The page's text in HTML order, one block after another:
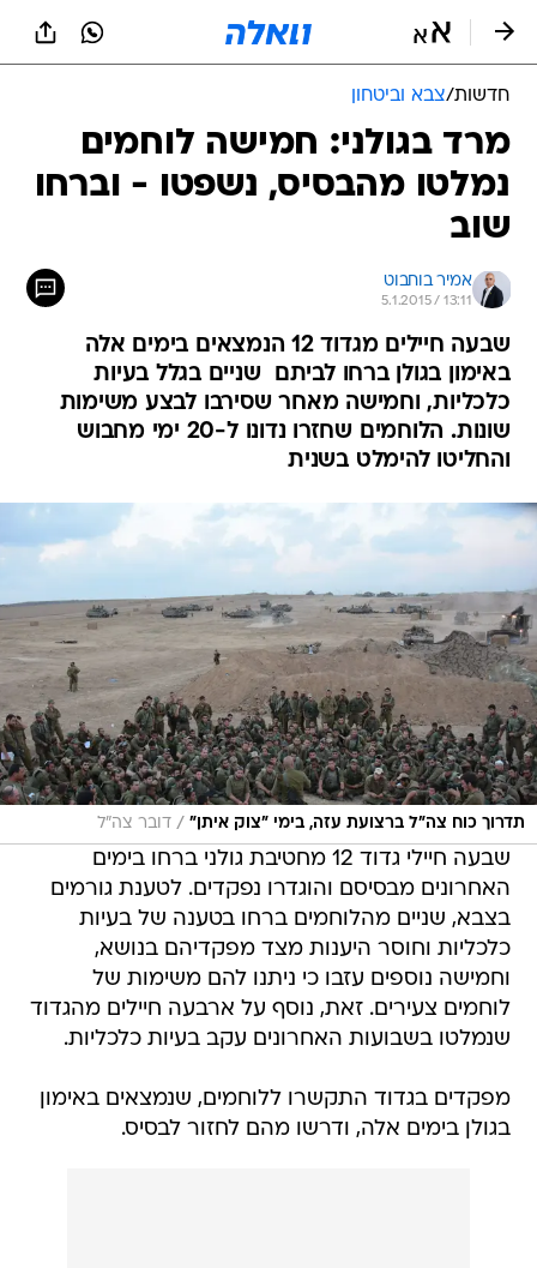
חדשות/צבא וביטחון
מרד בגולני: חמישה לוחמים
נמלטו מהבסיס, נשפטו - וברחו
שוב
אמיר בוחבוט
5.1.2015 / 13:11
שבעה חיילים מגדוד 12 הנמצאים בימים אלה
באימון בגולן ברחו לביתם  שניים בגלל בעיות
כלכליות, וחמישה מאחר שסירבו לבצע משימות
שונות. הלוחמים שחזרו נדונו ל-20 ימי מחבוש
והחליטו להימלט בשנית
תדרוך כוח צה"ל ברצועת עזה, בימי "צוק איתן" / דובר צה"ל
שבעה חיילי גדוד 12 מחטיבת גולני ברחו בימים
האחרונים מבסיסם והוגדרו נפקדים. לטענת גורמים
בצבא, שניים מהלוחמים ברחו בטענה של בעיות
כלכליות וחוסר היענות מצד מפקדיהם בנושא,
וחמישה נוספים עזבו כי ניתנו להם משימות של
לוחמים צעירים. זאת, נוסף על ארבעה חיילים מהגדוד
שנמלטו בשבועות האחרונים עקב בעיות כלכליות.
מפקדים בגדוד התקשרו ללוחמים, שנמצאים באימון
בגולן בימים אלה, ודרשו מהם לחזור לבסיס.